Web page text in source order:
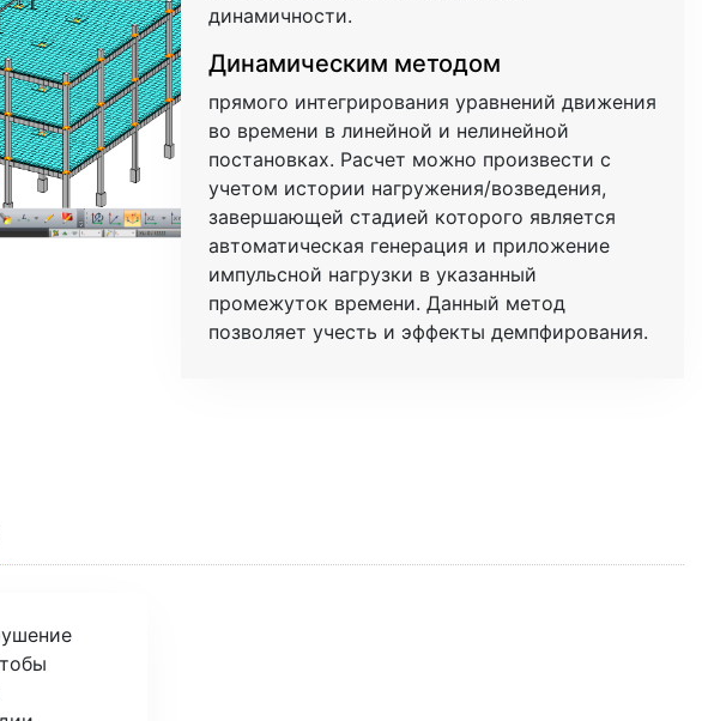
динамичности.
Динамическим методом
прямого интегрирования уравнений движения
во времени в линейной и нелинейной
постановках. Расчет можно произвести с
учетом истории нагружения/возведения,
завершающей стадией которого является
автоматическая генерация и приложение
импульсной нагрузки в указанный
промежуток времени. Данный метод
позволяет учесть и эффекты демпфирования.